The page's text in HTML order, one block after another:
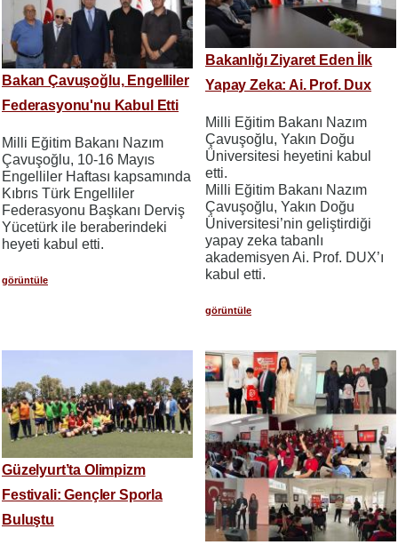
Bakan Çavuşoğlu, Engelliler
Federasyonu'nu Kabul Etti
Milli Eğitim Bakanı Nazım
Çavuşoğlu, 10-16 Mayıs
Engelliler Haftası kapsamında
Kıbrıs Türk Engelliler
Federasyonu Başkanı Derviş
Yücetürk ile beraberindeki
heyeti kabul etti.
görüntüle
Bakanlığı Ziyaret Eden İlk
Yapay Zeka: Ai. Prof. Dux
Milli Eğitim Bakanı Nazım
Çavuşoğlu, Yakın Doğu
Üniversitesi heyetini kabul
etti.
Milli Eğitim Bakanı Nazım
Çavuşoğlu, Yakın Doğu
Üniversitesi’nin geliştirdiği
yapay zeka tabanlı
akademisyen Ai. Prof. DUX’ı
kabul etti.
görüntüle
Güzelyurt’ta Olimpizm
Festivali: Gençler Sporla
Buluştu